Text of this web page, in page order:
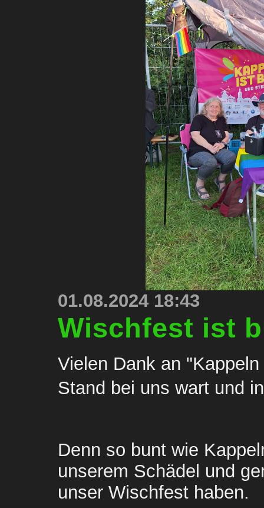
01.08.2024 18:43
Wischfest ist
Vielen Dank an
Stand bei uns wart und
Denn so bunt wie
unserem Schädel und
unser Wischfest haben.